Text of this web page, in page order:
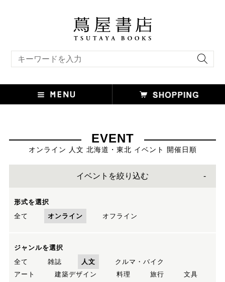
EVENT
オンライン 人文 北海道・東北 イベント 開催日順
イベントを絞り込む
形式を選択
全て
オンライン オフライン
ジャンルを選択
全て
雑誌 人文
クルマ・バイク
アート
建築デザイン 料理 旅行
文具